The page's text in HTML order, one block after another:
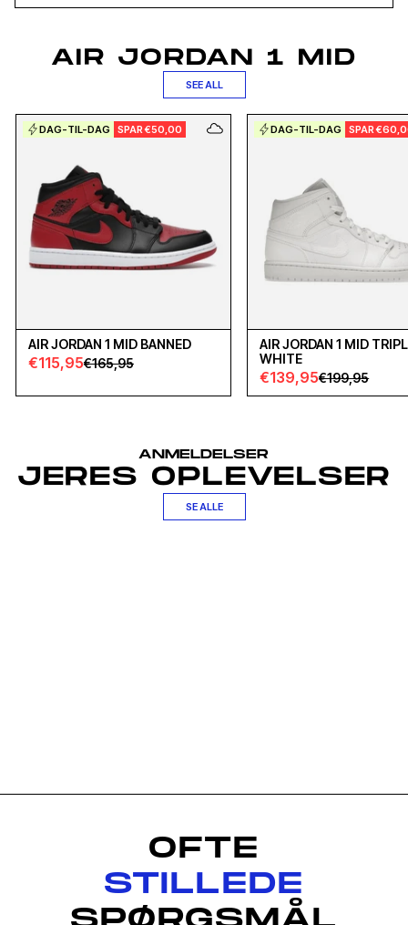
AIR JORDAN 1 MID
SEE ALL
DAG-TIL-DAG SPAR €50,00
AIR JORDAN 1 MID BANNED
€115,95€165,95
DAG-TIL-DAG SPAR
AIR JORDAN 1 MID
WHITE
€139,95€199,95
ANMELDELSER
JERES OPLEVELSER
SE ALLE
OFTE
STILLEDE